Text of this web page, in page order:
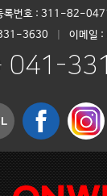
록번호 : 311-82-
3630 이메일
041-